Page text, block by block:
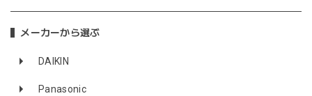
メーカーから選ぶ
DAIKIN
Panasonic